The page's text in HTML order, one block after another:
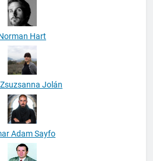
Hart
Jolán
Adam Sayfo